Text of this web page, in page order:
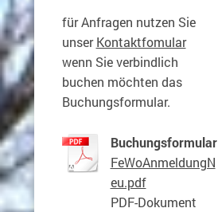
für Anfragen nutzen Sie
unserKontaktfomular
wenn Sie verbindlich
buchen möchten das
Buchungsformular.
Buchungsformular
FeWoAnmeldungN
eu.pdf
PDF-Dokument